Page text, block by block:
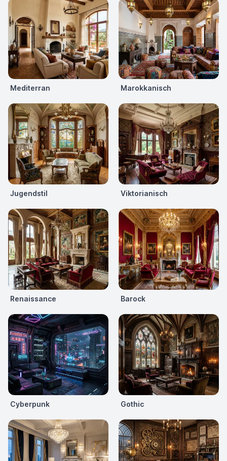
Mediterran Marokkanisch
Jugendstil Viktorianisch
Renaissance Barock
Cyberpunk Gothic